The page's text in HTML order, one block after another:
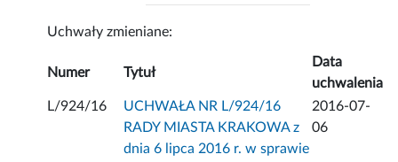
Uchwały zmieniane:
Numer Tytuł
Data
uchwalenia
L/924/16
UCHWAŁA NR L/924/16
RADY MIASTA KRAKOWA z
dnia 6 lipca 2016 r. w sprawie
2016-07-
06